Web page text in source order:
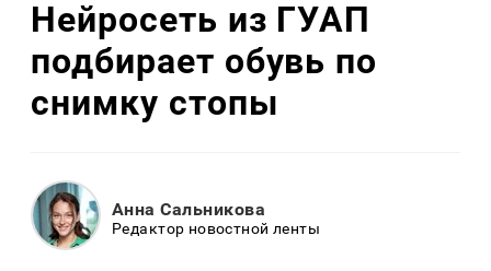
Нейросеть из ГУАП
подбирает обувь по
снимку стопы
Анна Сальникова
Редактор новостной ленты